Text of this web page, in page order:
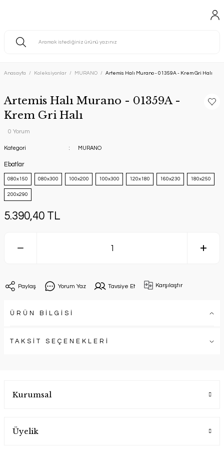
Anasayfa Koleksiyonlar MURANO Artemis Halı Murano - 01359A - Krem Gri Halı
Artemis Halı Murano - 01359A -
Krem Gri Halı
0 Yorum
Kategori MURANO
Ebatlar
080x150 080x300 100x200 100x300 120x180 160x230 180x250
200x290
5.390,40 TL
Paylaş Yorum Yaz Tavsiye Et Karşılaştır
ÜRÜN BİLGİSİ
TAKSİT SEÇENEKLERİ
Kurumsal
Üyelik